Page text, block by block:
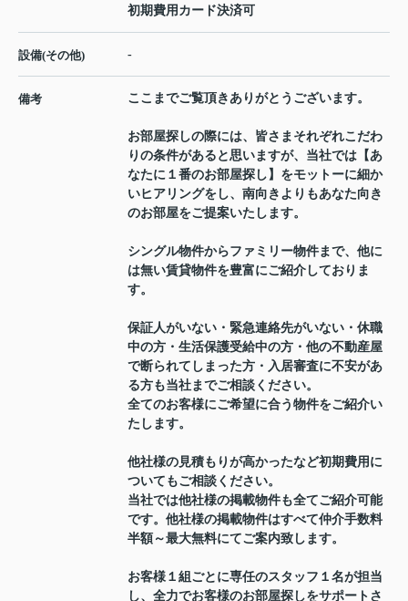
初期費用カード決済可
設備(その他) -
備考 ここまでご覧頂きありがとうございます。
お部屋探しの際には、皆さまそれぞれこだわ
りの条件があると思いますが、当社では【あ
なたに１番のお部屋探し】をモットーに細か
いヒアリングをし、南向きよりもあなた向き
のお部屋をご提案いたします。
シングル物件からファミリー物件まで、他に
は無い賃貸物件を豊富にご紹介しておりま
す。
保証人がいない・緊急連絡先がいない・休職
中の方・生活保護受給中の方・他の不動産屋
で断られてしまった方・入居審査に不安があ
る方も当社までご相談ください。
全てのお客様にご希望に合う物件をご紹介い
たします。
他社様の見積もりが高かったなど初期費用に
ついてもご相談ください。
当社では他社様の掲載物件も全てご紹介可能
です。他社様の掲載物件はすべて仲介手数料
半額～最大無料にてご案内致します。
お客様１組ごとに専任のスタッフ１名が担当
し、全力でお客様のお部屋探しをサポートさ